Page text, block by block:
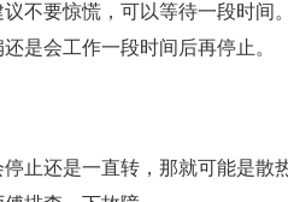
不要惊慌，可以等待一段时间
是会工作一段时间后再停止。
止还是一直转，那就可能是散